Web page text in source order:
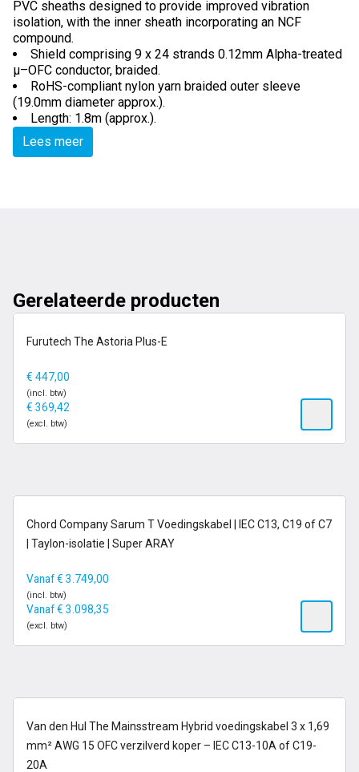
PVC sheaths designed to provide improved vibration
isolation, with the inner sheath incorporating an NCF
compound.
Shield comprising 9 x 24 strands 0.12mm Alpha-treated
μ–OFC conductor, braided.
RoHS-compliant nylon yarn braided outer sleeve
(19.0mm diameter approx.).
Length: 1.8m (approx.).
Lees meer
Gerelateerde producten
op voorraad
Furutech The Astoria Plus-E
€ 447,00
(incl. btw)
€ 369,42
(excl. btw)
14-21 dagen
Chord Company Sarum T Voedingskabel | IEC C13, C19 of C7
| Taylon-isolatie | Super ARAY
Vanaf€ 3.749,00
(incl. btw)
Vanaf€ 3.098,35
(excl. btw)
op voorraad
Van den Hul The Mainsstream Hybrid voedingskabel 3 x 1,69
mm² AWG 15 OFC verzilverd koper – IEC C13-10A of C19-
20A